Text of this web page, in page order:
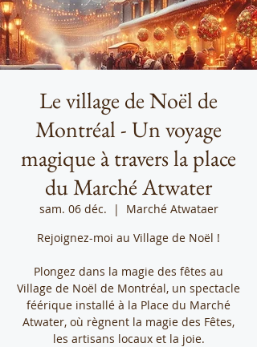
Le village de Noël de
Montréal - Un voyage
magique à travers la place
du Marché Atwater
sam. 06 déc.
  |
Marché Atwataer
Rejoignez-moi au Village de Noël !
Plongez dans la magie des fêtes au
Village de Noël de Montréal, un spectacle
féérique installé à la Place du Marché
Atwater, où règnent la magie des Fêtes,
les artisans locaux et la joie.